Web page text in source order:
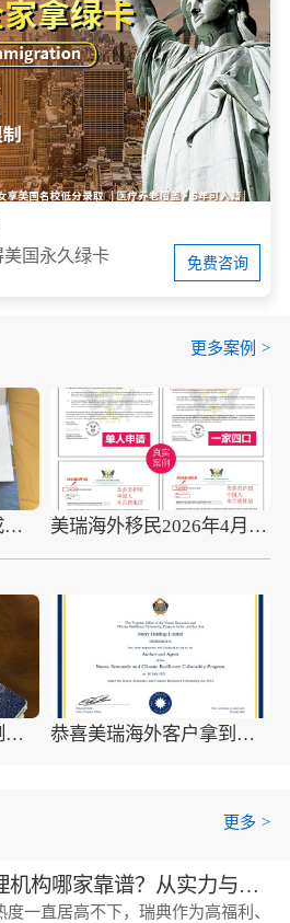
国永久绿卡 免费咨询
更多案例 >
W女士通过工作居留成功移居瑞典 美瑞海外移民2026年4月10组圣多美护照成功案例分享
恭喜瑙鲁护照成功案例，最新瑙鲁护照批准获批信 恭喜美瑞海外客户拿到瑙鲁护照最新获批信(2026年4月16日)
更多 >
北京瑞典永居办理机构哪家靠谱？从实力与口碑维度详细对比
一直居高不下，瑞典作为高福利、